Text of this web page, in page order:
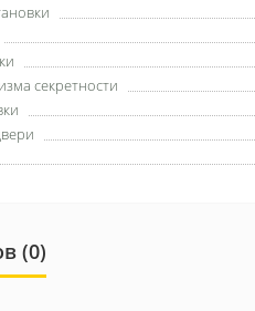
секретности
(0)